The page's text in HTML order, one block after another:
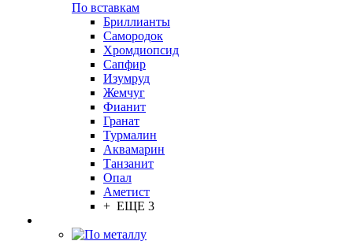
По вставкам
Бриллианты
Самородок
Хромдиопсид
Сапфир
Изумруд
Жемчуг
Фианит
Гранат
Турмалин
Аквамарин
Танзанит
Опал
Аметист
+ ЕЩЕ 3